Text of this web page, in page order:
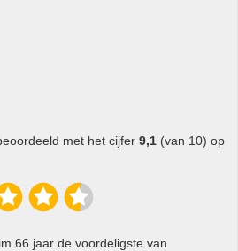
met het cijfer 9,1 (van 10) op
66 jaar de voordeligste van